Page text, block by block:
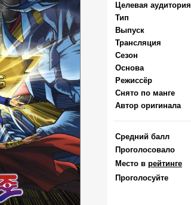
Целевая аудитория
Тип
Выпуск
Трансляция
Сезон
Основа
Режиссёр
Снято по манге
Автор оригинала
Средний балл
Проголосовало
Место в рейтинге
Проголосуйте